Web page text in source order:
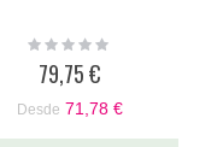
Rating:
79,75 €
Desde 71,78 €